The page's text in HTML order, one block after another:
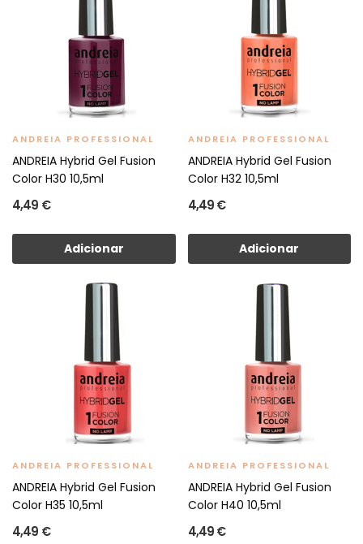
ANDREIA PROFESSIONAL
ANDREIA Hybrid Gel Fusion
Color H30 10,5ml
4,49 €
Adicionar
ANDREIA PROFESSIONAL
ANDREIA Hybrid Gel Fusion
Color H32 10,5ml
4,49 €
Adicionar
ANDREIA PROFESSIONAL
ANDREIA Hybrid Gel Fusion
Color H35 10,5ml
4,49 €
ANDREIA PROFESSIONAL
ANDREIA Hybrid Gel Fusion
Color H40 10,5ml
4,49 €